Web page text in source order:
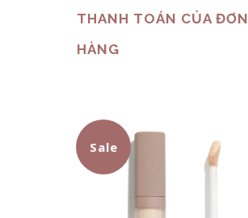
THANH TOÁN CỦA ĐƠN
HÀNG
Sale